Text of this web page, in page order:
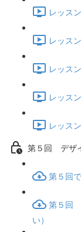
レッス
レッス
レッス
レッス
レッス
第５回 デザ
第５回
第５回
い）